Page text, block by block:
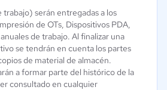
trabajo) serán entregadas a los
de OTs, Dispositivos PDA,
de trabajo. Al finalizar una
se tendrán en cuenta los partes
de material de almacén.
a formar parte del histórico de la
consultado en cualquier